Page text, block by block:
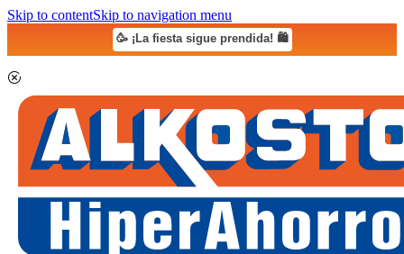
Skip to contentSkip to navigation menu
🥳 ¡La fiesta sigue prendida! 🛍️